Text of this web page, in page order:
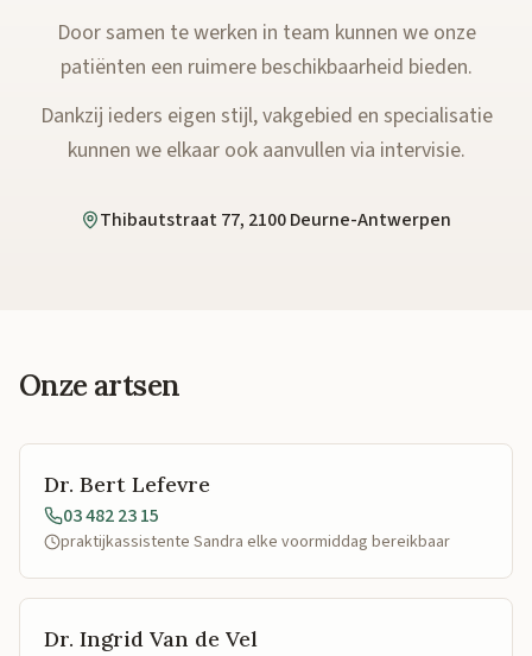
Door samen te werken in team kunnen we onze
patiënten een ruimere beschikbaarheid bieden.
Dankzij ieders eigen stijl, vakgebied en specialisatie
kunnen we elkaar ook aanvullen via intervisie.
Thibautstraat 77, 2100 Deurne-Antwerpen
Onze artsen
Dr. Bert Lefevre
03 482 23 15
praktijkassistente Sandra elke voormiddag bereikbaar
Dr. Ingrid Van de Vel